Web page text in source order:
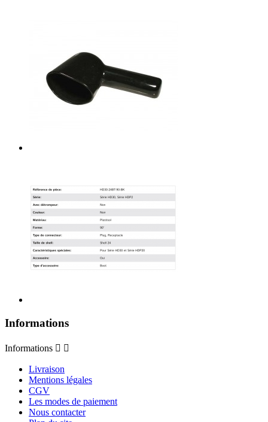
Informations
Informations  
Livraison
Mentions légales
CGV
Les modes de paiement
Nous contacter